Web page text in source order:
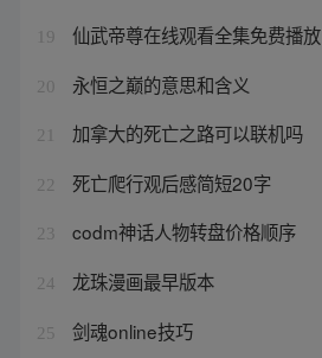
19 仙武帝尊在线观看全集免费播放
20 永恒之巅的意思和含义
21 加拿大的死亡之路可以联机吗
22 死亡爬行观后感简短20字
23 codm神话人物转盘价格顺序
24 龙珠漫画最早版本
25 剑魂online技巧